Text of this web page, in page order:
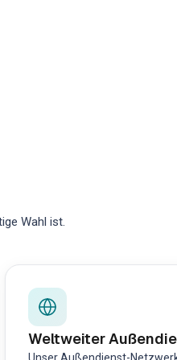
Wahl ist.
Weltweiter